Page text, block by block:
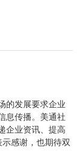
的发展要求企业
息传播。美通社
企业资讯、提高
感谢，也期待双